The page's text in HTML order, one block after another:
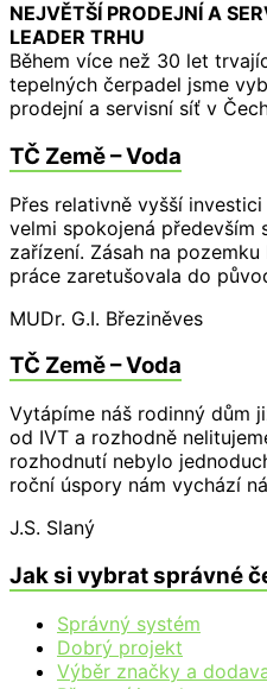
NEJVĚTŠÍ PRODEJNÍ A
LEADER TRHU
Během více než 30 let
tepelných čerpadel jsme
prodejní a servisní síť v
TČ Země – Voda
Přes relativně vyšší
velmi spokojená především
zařízení. Zásah na
práce zaretušovala do
MUDr. G.I. Březiněves
TČ Země – Voda
Vytápíme náš rodinný dům
od IVT a rozhodně
rozhodnutí nebylo
roční úspory nám vychází
J.S. Slaný
Jak si vybrat správné
Správný systém
Dobrý projekt
Výběr značky a